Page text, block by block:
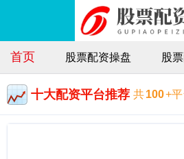
首页 股票配资操盘 股
十大配资平台推荐 共100+平